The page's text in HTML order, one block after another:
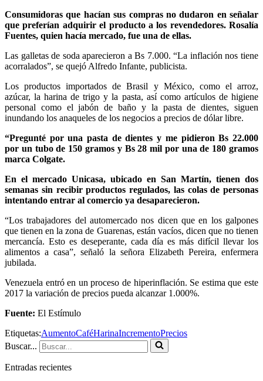
Consumidoras que hacían sus compras no dudaron en señalar
que preferían adquirir el producto a los revendedores. Rosalía
Fuentes, quien hacía mercado, fue una de ellas.
Las galletas de soda aparecieron a Bs 7.000. “La inflación nos tiene
acorralados”, se quejó Alfredo Infante, publicista.
Los productos importados de Brasil y México, como el arroz,
azúcar, la harina de trigo y la pasta, así como artículos de higiene
personal como el jabón de baño y la pasta de dientes, siguen
inundando los anaqueles de los negocios a precios de dólar libre.
“Pregunté por una pasta de dientes y me pidieron Bs 22.000
por un tubo de 150 gramos y Bs 28 mil por una de 180 gramos
marca Colgate.
En el mercado Unicasa, ubicado en San Martín, tienen dos
semanas sin recibir productos regulados, las colas de personas
intentando entrar al comercio ya desaparecieron.
“Los trabajadores del automercado nos dicen que en los galpones
que tienen en la zona de Guarenas, están vacíos, dicen que no tienen
mercancía. Esto es deseperante, cada día es más difícil llevar los
alimentos a casa”, señaló la señora Elizabeth Pereira, enfermera
jubilada.
Venezuela entró en un proceso de hiperinflación. Se estima que este
2017 la variación de precios pueda alcanzar 1.000%.
Fuente: El Estímulo
Etiquetas:AumentoCaféHarinaIncrementoPrecios
Buscar...
Entradas recientes